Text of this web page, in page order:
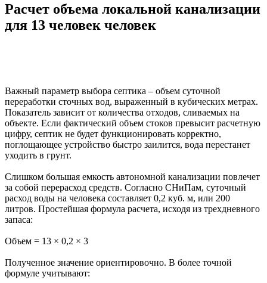
Расчет объема локальной канализации
для 13 человек человек
Важный параметр выбора септика – объем суточной
переработки сточных вод, выраженный в кубических метрах.
Показатель зависит от количества отходов, сливаемых на
объекте. Если фактический объем стоков превысит расчетную
цифру, септик не будет функционировать корректно,
поглощающее устройство быстро заилится, вода перестанет
уходить в грунт.
Слишком большая емкость автономной канализации повлечет
за собой перерасход средств. Согласно СНиПам, суточный
расход воды на человека составляет 0,2 куб. м, или 200
литров. Простейшая формула расчета, исходя из трехдневного
запаса:
Объем = 13 × 0,2 × 3
Полученное значение ориентировочно. В более точной
формуле учитывают: